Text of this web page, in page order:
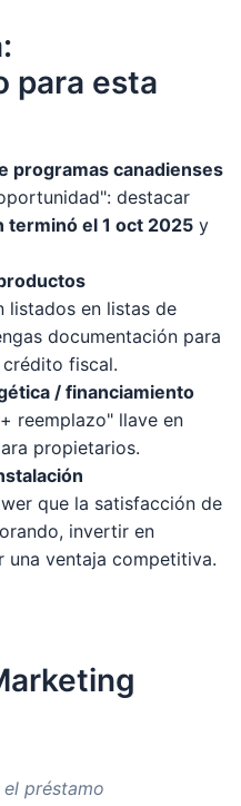
para esta
programas canadienses
destacar
terminó el 1 oct 2025 y
listados en listas de
documentación para
crédito fiscal.
/ financiamiento
reemplazo" llave en
propietarios.
que la satisfacción de
invertir en
una ventaja competitiva.
préstamo